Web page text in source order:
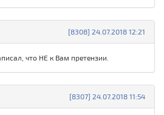
[8308] 24.07.2018 12:21
что НЕ к Вам претензии.
[8307] 24.07.2018 11:54